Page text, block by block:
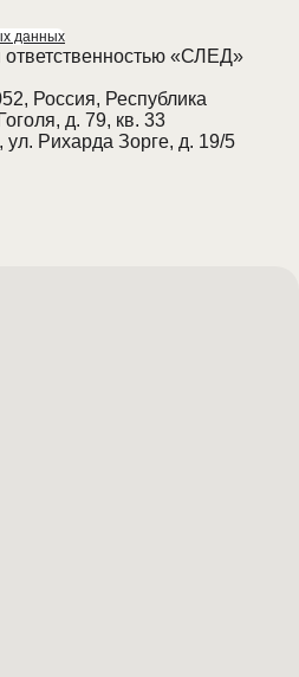
данных
«СЛЕД»
Россия, Республика
д. 79, кв. 33
ул. Рихарда Зорге, д. 19/5